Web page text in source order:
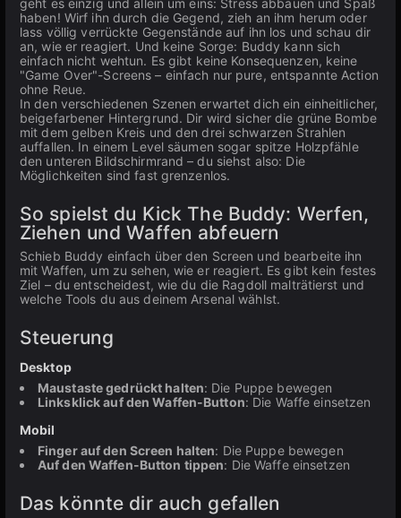
geht es einzig und allein um eins: Stress abbauen und Spaß
haben! Wirf ihn durch die Gegend, zieh an ihm herum oder
lass völlig verrückte Gegenstände auf ihn los und schau dir
an, wie er reagiert. Und keine Sorge: Buddy kann sich
einfach nicht wehtun. Es gibt keine Konsequenzen, keine
"Game Over"-Screens – einfach nur pure, entspannte Action
ohne Reue.
In den verschiedenen Szenen erwartet dich ein einheitlicher,
beigefarbener Hintergrund. Dir wird sicher die grüne Bombe
mit dem gelben Kreis und den drei schwarzen Strahlen
auffallen. In einem Level säumen sogar spitze Holzpfähle
den unteren Bildschirmrand – du siehst also: Die
Möglichkeiten sind fast grenzenlos.
So spielst du Kick The Buddy: Werfen,
Ziehen und Waffen abfeuern
Schieb Buddy einfach über den Screen und bearbeite ihn
mit Waffen, um zu sehen, wie er reagiert. Es gibt kein festes
Ziel – du entscheidest, wie du die Ragdoll malträtierst und
welche Tools du aus deinem Arsenal wählst.
Steuerung
Desktop
Maustaste gedrückt halten: Die Puppe bewegen
Linksklick auf den Waffen-Button: Die Waffe einsetzen
Mobil
Finger auf den Screen halten: Die Puppe bewegen
Auf den Waffen-Button tippen: Die Waffe einsetzen
Das könnte dir auch gefallen